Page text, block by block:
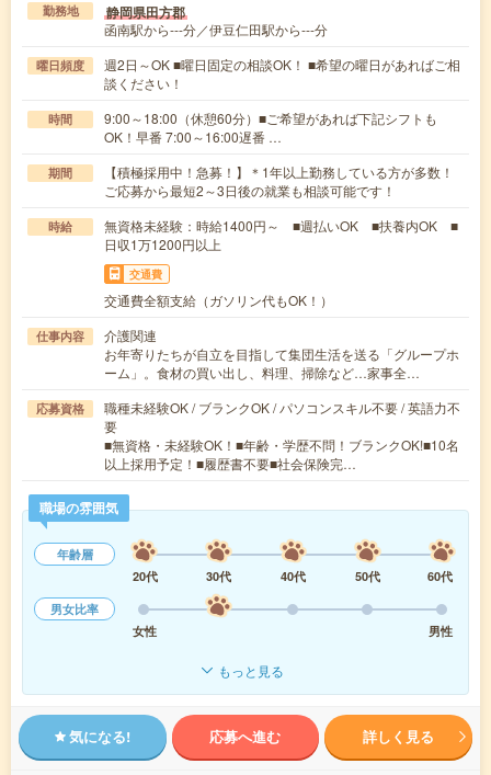
勤務地 静岡県田方郡
函南駅から---分／伊豆仁田駅から---分
曜日頻度
週2日～OK ■曜日固定の相談OK！ ■希望の曜日があればご相
談ください！
時間
9:00～18:00（休憩60分）■ご希望があれば下記シフトも
OK！早番 7:00～16:00遅番 …
期間
【積極採用中！急募！】＊1年以上勤務している方が多数！
ご応募から最短2～3日後の就業も相談可能です！
時給
無資格未経験：時給1400円～ ■週払いOK ■扶養内OK ■
日収1万1200円以上
交通費
交通費全額支給（ガソリン代もOK！）
仕事内容
介護関連
お年寄りたちが自立を目指して集団生活を送る「グループホ
ーム」。食材の買い出し、料理、掃除など…家事全…
応募資格
職種未経験OK / ブランクOK / パソコンスキル不要 / 英語力不
要
■無資格・未経験OK！■年齢・学歴不問！ブランクOK!■10名
以上採用予定！■履歴書不要■社会保険完…
職場の雰囲気
年齢層
20代
30代 40代 50代
60代
男女比率
女性
男性
もっと見る
気になる! 応募へ進む 詳しく見る